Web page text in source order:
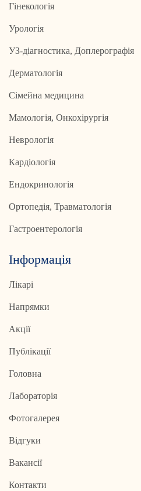
Гінекологія
Урологія
УЗ-діагностика, Доплерографія
Дерматологія
Сімейна медицина
Мамологія, Онкохірургія
Неврологія
Кардіологія
Ендокринологія
Ортопедія, Травматологія
Гастроентерологія
Інформація
Лікарі
Напрямки
Акції
Публікації
Головна
Лабораторія
Фотогалерея
Відгуки
Вакансії
Контакти